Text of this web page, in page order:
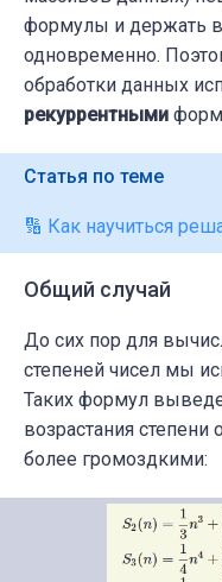
c1 = b1
c2 = (b1**2 -
c3 = (b1**3 - 3
coefficients = [
# Вычисление
print(f"Найдены
формулы и держать
одновременно.
обработки данных
рекуррентными
Статья по теме
🔢 Как научиться
Общий случай
До сих пор для
степеней чисел мы
Таких формул
возрастания степени
более громоздкими: